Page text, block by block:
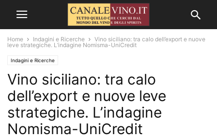
Home Indagini e Ricerche
Vino siciliano: tra calo dell’export e nuove
leve strategiche. L’indagine Nomisma-UniCredit
Indagini e Ricerche
Vino siciliano: tra calo
dell’export e nuove leve
strategiche. L’indagine
Nomisma-UniCredit